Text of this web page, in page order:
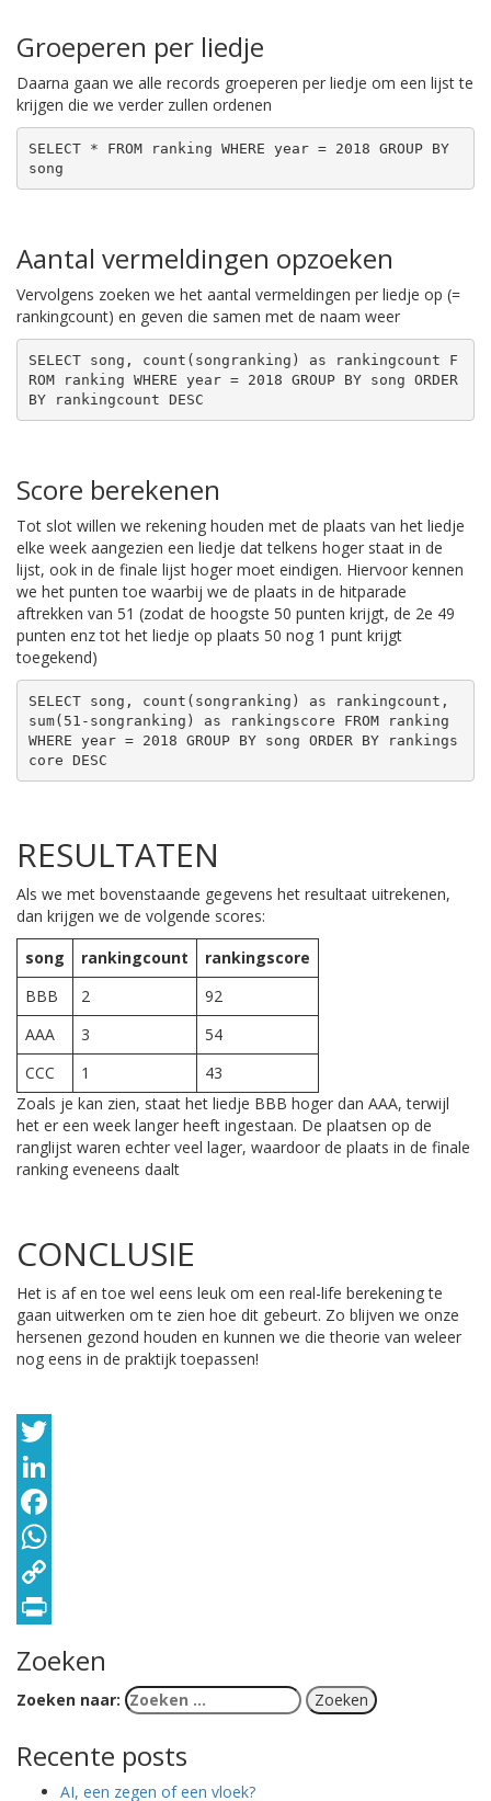
Groeperen per liedje
Daarna gaan we alle records groeperen per liedje om een lijst te
krijgen die we verder zullen ordenen
SELECT * FROM ranking WHERE year = 2018 GROUP BY
song
Aantal vermeldingen opzoeken
Vervolgens zoeken we het aantal vermeldingen per liedje op (=
rankingcount) en geven die samen met de naam weer
SELECT song, count(songranking) as rankingcount F
ROM ranking WHERE year = 2018 GROUP BY song ORDER
BY rankingcount DESC
Score berekenen
Tot slot willen we rekening houden met de plaats van het liedje
elke week aangezien een liedje dat telkens hoger staat in de
lijst, ook in de finale lijst hoger moet eindigen. Hiervoor kennen
we het punten toe waarbij we de plaats in de hitparade
aftrekken van 51 (zodat de hoogste 50 punten krijgt, de 2e 49
punten enz tot het liedje op plaats 50 nog 1 punt krijgt
toegekend)
SELECT song, count(songranking) as rankingcount,
sum(51-songranking) as rankingscore FROM ranking
WHERE year = 2018 GROUP BY song ORDER BY rankings
core DESC
RESULTATEN
Als we met bovenstaande gegevens het resultaat uitrekenen,
dan krijgen we de volgende scores:
song
rankingcount
rankingscore
BBB
2
92
AAA
3
54
CCC
1
43
Zoals je kan zien, staat het liedje BBB hoger dan AAA, terwijl
het er een week langer heeft ingestaan. De plaatsen op de
ranglijst waren echter veel lager, waardoor de plaats in de finale
ranking eveneens daalt
CONCLUSIE
Het is af en toe wel eens leuk om een real-life berekening te
gaan uitwerken om te zien hoe dit gebeurt. Zo blijven we onze
hersenen gezond houden en kunnen we die theorie van weleer
nog eens in de praktijk toepassen!
Twitter
LinkedIn
Facebook
WhatsApp
Copy
Zoeken
Zoeken naar:
Recente posts
AI, een zegen of een vloek?